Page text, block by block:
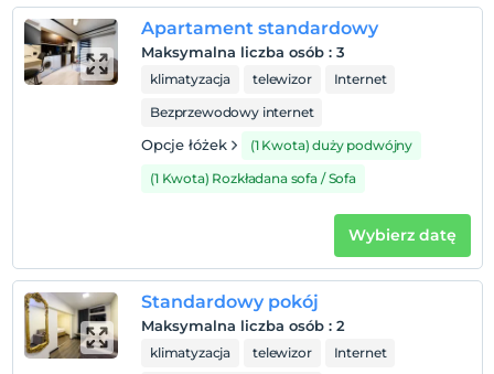
Zameldować się
Po 14:00
Wymeldować się
Zwierzęta niedozwolone
Niemowlęta do wieku do 2 są bezpłatne.
1 dla każdego pokoju. bezpłatnie dla dzieci w wieku
poniżej 6
2 dla każdego pokoju. bezpłatnie dla dzieci w wieku
Apartament standardowy
Maksymalna liczba osób : 3
klimatyzacja telewizor
Internet
Bezprzewodowy internet
Opcje łóżek
(1 Kwota) duży podwójny
(1 Kwota) Rozkładana sofa / Sofa
Wybierz datę
Standardowy pokój
Maksymalna liczba osób : 2
klimatyzacja telewizor
Internet